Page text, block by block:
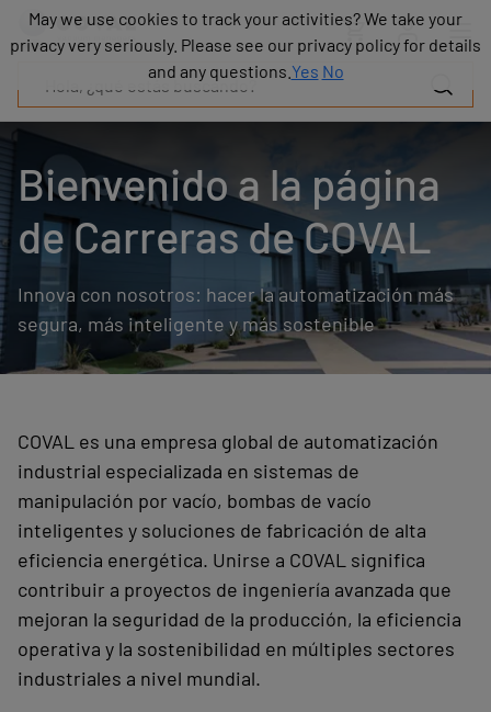
Bienvenido a la página
de Carreras de COVAL
Innova con nosotros: hacer la automatización más
segura, más inteligente y más sostenible
COVAL es una empresa global de automatización
industrial especializada en sistemas de
manipulación por vacío, bombas de vacío
inteligentes y soluciones de fabricación de alta
eficiencia energética. Unirse a COVAL significa
contribuir a proyectos de ingeniería avanzada que
mejoran la seguridad de la producción, la eficiencia
operativa y la sostenibilidad en múltiples sectores
industriales a nivel mundial.
Productos
Industrias
Recursos
Sobre
COVAL
Blog
Carrera
Distribuidores
Contacto
comercial
Contacto
May we use cookies to track your activities? We take your
privacy very seriously. Please see our privacy policy for details
and any questions. Yes No
May we use cookies to track your activities? We take your
privacy very seriously. Please see our privacy policy for details
and any questions. Yes No